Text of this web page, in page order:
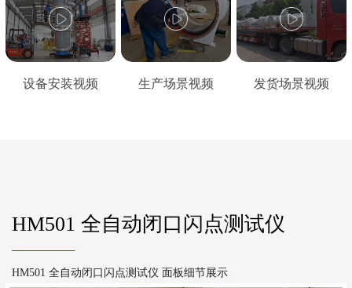
设备安装视频 生产场景视频 发货场景视频
HM501 全自动闭口闪点测试仪
HM501 全自动闭口闪点测试仪 面板细节展示